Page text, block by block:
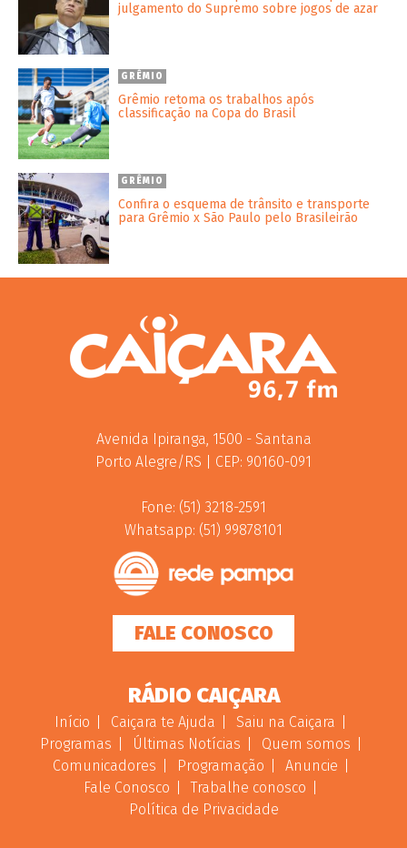
julgamento do Supremo sobre jogos de azar
GRÊMIO
Grêmio retoma os trabalhos após
classificação na Copa do Brasil
GRÊMIO
Confira o esquema de trânsito e transporte
para Grêmio x São Paulo pelo Brasileirão
Avenida Ipiranga, 1500 - Santana
Porto Alegre/RS | CEP: 90160-091
Fone: (51) 3218-2591
Whatsapp: (51) 99878101
FALE CONOSCO
RÁDIO CAIÇARA
Início Caiçara te Ajuda
Saiu na Caiçara
Programas
Últimas Notícias
Quem somos
Comunicadores
Programação
Anuncie
Fale Conosco
Trabalhe conosco
Política de Privacidade